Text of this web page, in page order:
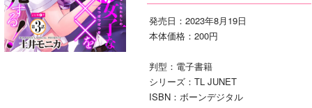
発売日：2023年8月19日
本体価格：200円
判型：電子書籍
シリーズ：TL JUNET
ISBN：ボーンデジタル